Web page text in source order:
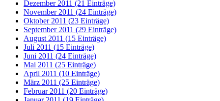
Dezember 2011 (21 Einträge)
November 2011 (24 Einträge)
Oktober 2011 (23 Einträge)
September 2011 (29 Einträge)
August 2011 (15 Einträge)
Juli 2011 (15 Einträge)
Juni 2011 (24 Einträge)
Mai 2011 (25 Einträge)
April 2011 (10 Einträge)
März 2011 (25 Einträge)
Februar 2011 (20 Einträge)